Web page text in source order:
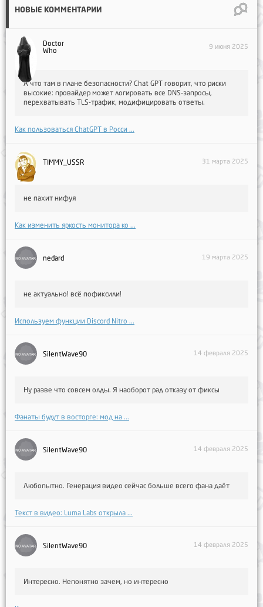
НОВЫЕ КОММЕНТАРИИ
Doctor
Who
9 июня 2025
А что там в плане безопасности? Chat GPT говорит, что риски
высокие: провайдер может логировать все DNS-запросы,
перехватывать TLS-трафик, модифицировать ответы.
Как пользоваться ChatGPT в Росси ...
TIMMY_USSR 31 марта 2025
не пахит нифуя
Как изменить яркость монитора ко ...
nedard 19 марта 2025
не актуально! всё пофиксили!
Используем функции Discord Nitro ...
SilentWave90 14 февраля 2025
Ну разве что совсем олды. Я наоборот рад отказу от фиксы
Фанаты будут в восторге: мод на ...
SilentWave90 14 февраля 2025
Любопытно. Генерация видео сейчас больше всего фана даёт
Текст в видео: Luma Labs открыла ...
SilentWave90 14 февраля 2025
Интересно. Непонятно зачем, но интересно